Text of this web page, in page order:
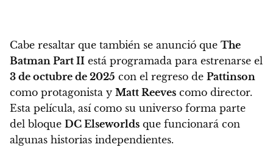
Cabe resaltar que también se anunció que The
Batman Part II está programada para estrenarse el
3 de octubre de 2025 con el regreso de Pattinson
como protagonista y Matt Reeves como director.
Esta película, así como su universo forma parte
del bloque DC Elseworlds que funcionará con
algunas historias independientes.